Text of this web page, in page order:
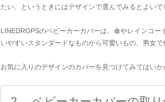
たい、というときにはデザインで選んでみる とよいで
LINEDROPSのベビーカーカバーは、傘やレインコ
いやすいスタンダードなものから可愛いもの、男女
お気に入りのデザインのカバーを見つけてみてはいか